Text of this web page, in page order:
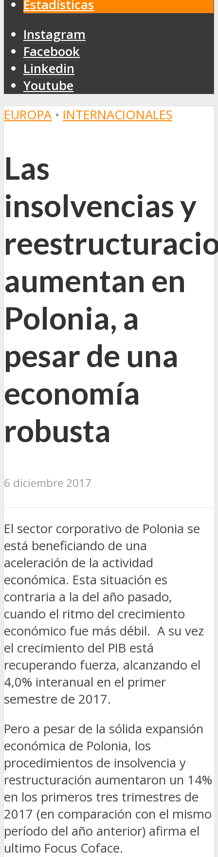
Estadísticas
Instagram
Facebook
Linkedin
Youtube
EUROPA • INTERNACIONALES
Las
insolvencias y
aumentan en
Polonia, a
pesar de una
economía
robusta
6 diciembre 2017
El sector corporativo de Polonia se
está beneficiando de una
aceleración de la actividad
económica. Esta situación es
contraria a la del año pasado,
cuando el ritmo del crecimiento
económico fue más débil. A su vez
el crecimiento del PIB está
recuperando fuerza, alcanzando el
4,0% interanual en el primer
semestre de 2017.
Pero a pesar de la sólida expansión
económica de Polonia, los
procedimientos de insolvencia y
restructuración aumentaron un 14%
en los primeros tres trimestres de
2017 (en comparación con el mismo
período del año anterior) afirma el
ultimo Focus Coface.